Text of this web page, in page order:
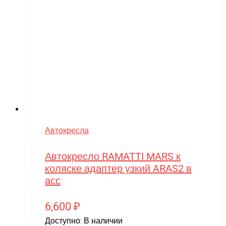
Автокресла
Автокресло RAMATTI MARS к
коляске адаптер узкий ARAS2 в
асс
6,600 ₽
Доступно: В наличии